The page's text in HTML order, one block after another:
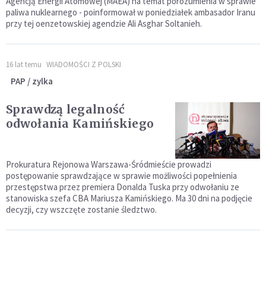
paliwa nuklearnego - poinformował w poniedziałek ambasador Iranu
przy tej oenzetowskiej agendzie Ali Asghar Soltanieh.
16 lat temu WIADOMOŚCI Z POLSKI
PAP / zylka
Sprawdzą legalność
odwołania Kamińskiego
Prokuratura Rejonowa Warszawa-Śródmieście prowadzi
postępowanie sprawdzające w sprawie możliwości popełnienia
przestępstwa przez premiera Donalda Tuska przy odwołaniu ze
stanowiska szefa CBA Mariusza Kamińskiego. Ma 30 dni na podjęcie
decyzji, czy wszczęte zostanie śledztwo.